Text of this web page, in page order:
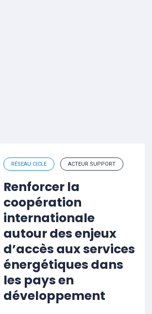
RÉSEAU CICLE ACTEUR SUPPORT
Renforcer la
coopération
internationale
autour des enjeux
d’accès aux services
énergétiques dans
les pays en
développement